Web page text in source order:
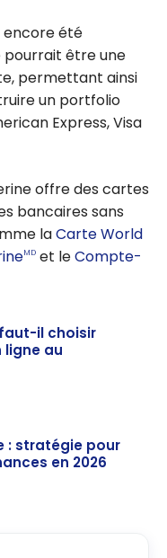
encore été
pourrait être une
permettant ainsi
un portfolio
Express, Visa
offre des cartes
bancaires sans
laCarte World
MD et leCompte-
il choisir
au
: stratégie pour
en 2026